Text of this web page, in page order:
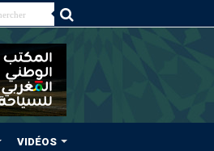
VIDÉOS